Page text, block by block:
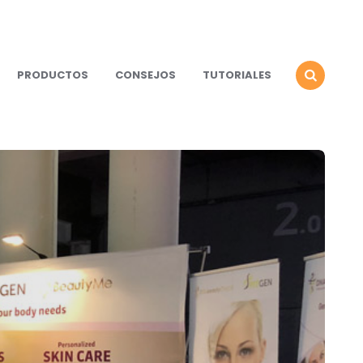
PRODUCTOS CONSEJOS TUTORIALES